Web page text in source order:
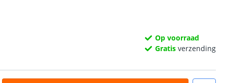
Op voorraad
Gratis verzending